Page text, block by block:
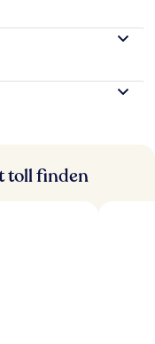
toll finden